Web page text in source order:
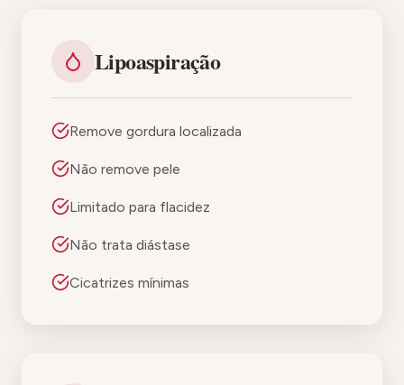
Lipoaspiração
Remove gordura localizada
Não remove pele
Limitado para flacidez
Não trata diástase
Cicatrizes mínimas